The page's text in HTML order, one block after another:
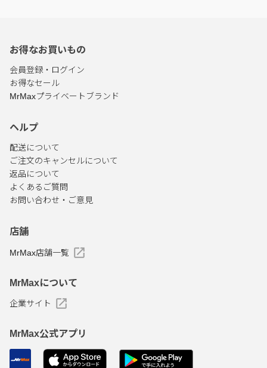
お得なお買いもの
会員登録・ログイン
お得なセール
MrMaxプライベートブランド
ヘルプ
配送について
ご注文のキャンセルについて
返品について
よくあるご質問
お問い合わせ・ご意見
店舗
MrMax店舗一覧
MrMaxについて
企業サイト
MrMax公式アプリ